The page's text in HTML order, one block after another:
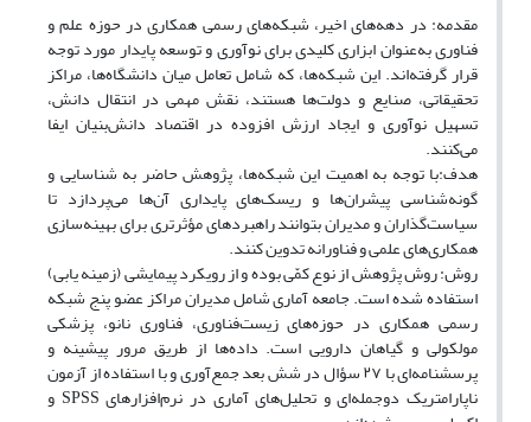
مقدمه: در دهه‌های اخیر، شبکه‌های رسمی همکاری در حوزه علم و
فناوری به‌عنوان ابزاری کلیدی برای نوآوری و توسعه پایدار مورد توجه
قرار گرفته‌اند. این شبکه‌ها، که شامل تعامل میان دانشگاه‌ها، مراکز
تحقیقاتی، صنایع و دولت‌ها هستند، نقش مهمی در انتقال دانش،
تسهیل نوآوری و ایجاد ارزش افزوده در اقتصاد دانش‌بنیان ایفا
می‌کنند.
هدف:با توجه به اهمیت این شبکه‌ها، پژوهش حاضر به شناسایی و
گونه‌شناسی پیشران‌ها و ریسک‌های پایداری آن‌ها می‌پردازد تا
سیاست‌گذاران و مدیران بتوانند راهبردهای مؤثرتری برای بهینه‌سازی
همکاری‌های علمی و فناورانه تدوین کنند.
روش: روش پژوهش از نوع کمّی بوده و از رویکرد پیمایشی (زمینه یابی)
استفاده شده است. جامعه آماری شامل مدیران مراکز عضو پنج شبکه
رسمی همکاری در حوزه‌های زیست‌فناوری، فناوری نانو، پزشکی
مولکولی و گیاهان دارویی است. داده‌ها از طریق مرور پیشینه و
پرسشنامه‌ای با ۲۷ سؤال در شش بعد جمع‌آوری و با استفاده از آزمون
ناپارامتریک دوجمله‌ای و تحلیل‌های آماری در نرم‌افزارهای SPSS و